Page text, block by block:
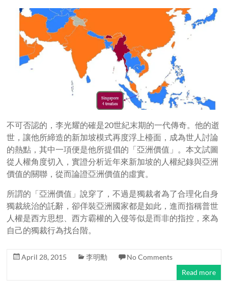
不可否認的，李光耀的確是20世紀末期的一代傳奇。他的逝
世，讓他所締造的新加坡模式再度浮上檯面，成為世人討論
的熱點，其中一項便是他所提倡的「亞洲價值」。本文試圖
從人權角度切入，實證分析近年來新加坡的人權紀錄與亞洲
價值的關聯，從而論證亞洲價值的虛實。
所謂的「亞洲價值」說穿了，不過是獨裁者為了合理化自身
獨裁統治的託辭，卻佯裝亞洲國家都是如此，進而指稱普世
人權是西方思想、西方霸權的入侵等似是而非的指控，來為
自己的獨裁行為找台階。
April 28, 2015 李明勳
No Comments
Read more